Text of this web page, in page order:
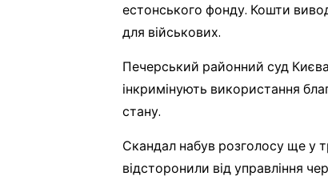
естонського фонду. Кошти
для військових.
Печерський районний суд
інкримінують використання
стану.
Скандал набув розголосу ще у
відсторонили від управління